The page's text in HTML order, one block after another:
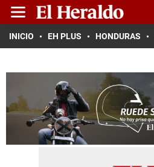
INICIO EH PLUS HONDURAS